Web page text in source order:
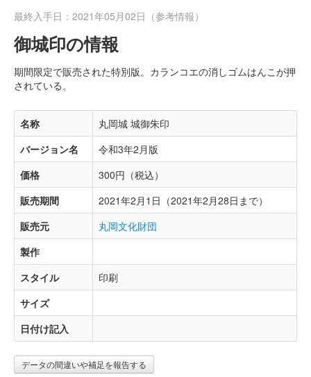
最終入手日：2021年05月02日（参考情報）
御城印の情報
期間限定で販売された特別版。カランコエの消しゴムはんこが押
されている。
名称
丸岡城 城御朱印
バージョン名
令和3年2月版
価格
300円（税込）
販売期間
2021年2月1日（2021年2月28日まで）
販売元
丸岡文化財団
製作
スタイル
印刷
サイズ
日付け記入
データの間違いや補足を報告する